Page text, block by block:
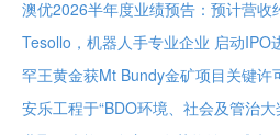
罕王黄金获Mt Bundy金矿项目关键许
安乐工程于“BDO环境、社会及管治大